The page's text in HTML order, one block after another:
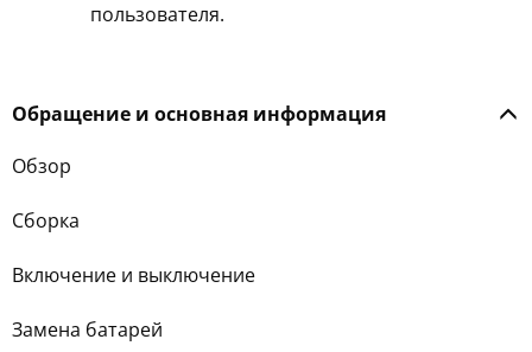
пользователя.
Обращение и основная информация
Обзор
Сборка
Включение и выключение
Замена батарей